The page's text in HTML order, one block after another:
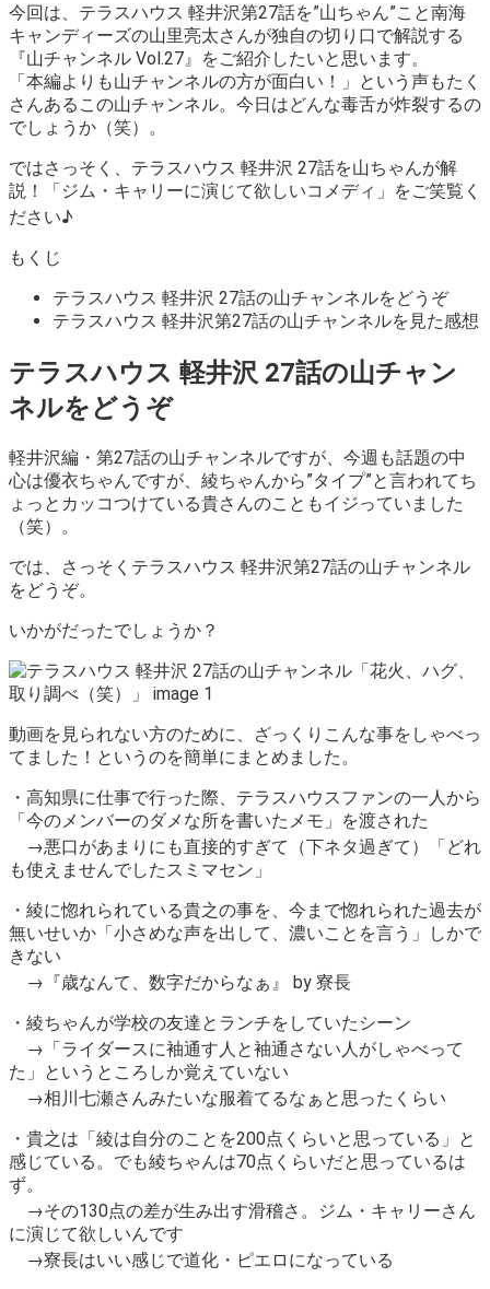
今回は、テラスハウス 軽井沢第27話を”山ちゃん”こと南海
キャンディーズの山里亮太さんが独自の切り口で解説する
『山チャンネル Vol.27』 をご紹介したいと思います。
「本編よりも山チャンネルの方が面白い！」という声もたく
さんあるこの山チャンネル。今日はどんな毒舌が炸裂するの
でしょうか（笑）。
ではさっそく、テラスハウス 軽井沢 27話を山ちゃんが解
説！
「ジム・キャリーに演じて欲しいコメディ」 をご笑覧く
ださい♪
もくじ
テラスハウス 軽井沢 27話の山チャンネルをどうぞ
テラスハウス 軽井沢第27話の山チャンネルを見た感想
テラスハウス 軽井沢 27話の山チャン
ネルをどうぞ
軽井沢編・第27話の山チャンネルですが、今週も話題の中
心は優衣ちゃんですが、綾ちゃんから”タイプ”と言われてち
ょっとカッコつけている貴さんのこともイジっていました
（笑）。
では、さっそくテラスハウス 軽井沢第27話の山チャンネル
をどうぞ。
いかがだったでしょうか？
動画を見られない方のために、ざっくりこんな事をしゃべっ
てました！というのを簡単にまとめました。
・高知県に仕事で行った際、テラスハウスファンの一人から
「今のメンバーのダメな所を書いたメモ」を渡された
→悪口があまりにも直接的すぎて（下ネタ過ぎて）「どれ
も使えませんでしたスミマセン」
・綾に惚れられている貴之の事を、今まで惚れられた過去が
無いせいか「小さめな声を出して、濃いことを言う」しかで
きない
→『歳なんて、数字だからなぁ』 by 寮長
・綾ちゃんが学校の友達とランチをしていたシーン
→「ライダースに袖通す人と袖通さない人がしゃべって
た」というところしか覚えていない
→相川七瀬さんみたいな服着てるなぁと思ったくらい
・貴之は「綾は自分のことを200点くらいと思っている」と
感じている。でも綾ちゃんは70点くらいだと思っているは
ず。
→その130点の差が生み出す滑稽さ。ジム・キャリーさん
に演じて欲しいんです
→寮長はいい感じで道化・ピエロになっている